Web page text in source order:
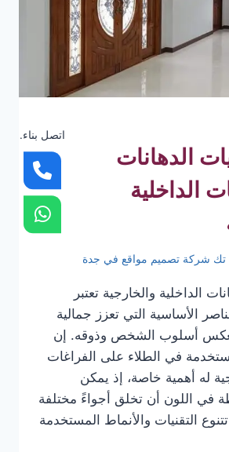
الدهانات
الداخلية
شركة تصميم مواقع في جدة
الداخلية والخارجية تعتبر
الأساسية التي تعزز جمالية
تعكس أسلوب الشخص وذوقه. إن
في الطلاء على الفراغات
له أهمية خاصة، إذ يمكن
في اللون أن تخلق أجواءً مختلفة
التقنيات والأنماط المستخدمة
اتصل بناء.